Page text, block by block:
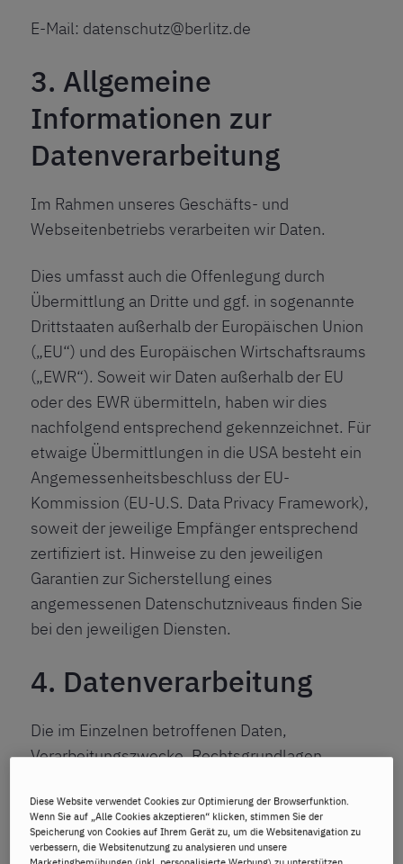
E-Mail: datenschutz@berlitz.de
3. Allgemeine
Informationen zur
Datenverarbeitung
Im Rahmen unseres Geschäfts- und
Webseitenbetriebs verarbeiten wir Daten.
Dies umfasst auch die Offenlegung durch
Übermittlung an Dritte und ggf. in sogenannte
Drittstaaten außerhalb der Europäischen Union
(„EU“) und des Europäischen Wirtschaftsraums
(„EWR“). Soweit wir Daten außerhalb der EU
oder des EWR übermitteln, haben wir dies
nachfolgend entsprechend gekennzeichnet. Für
etwaige Übermittlungen in die USA besteht ein
Angemessenheitsbeschluss der EU-
Kommission (EU-U.S. Data Privacy Framework),
soweit der jeweilige Empfänger entsprechend
zertifiziert ist. Hinweise zu den jeweiligen
Garantien zur Sicherstellung eines
angemessenen Datenschutzniveaus finden Sie
bei den jeweiligen Diensten.
4. Datenverarbeitung
Die im Einzelnen betroffenen Daten,
Verarbeitungszwecke, Rechtsgrundlagen,
Drittstaaten sind in der nachfolgenden
Aufstellung aufgeführt:
Diese Website verwendet Cookies zur Optimierung der Browserfunktion.
Wenn Sie auf „Alle Cookies akzeptieren“ klicken, stimmen Sie der
Speicherung von Cookies auf Ihrem Gerät zu, um die Websitenavigation zu
verbessern, die Websitenutzung zu analysieren und unsere